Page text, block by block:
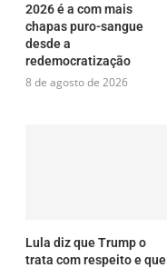
2026 é a com mais
chapas puro-sangue
desde a
redemocratização
8 de agosto de 2026
Lula diz que Trump o
trata com respeito e que